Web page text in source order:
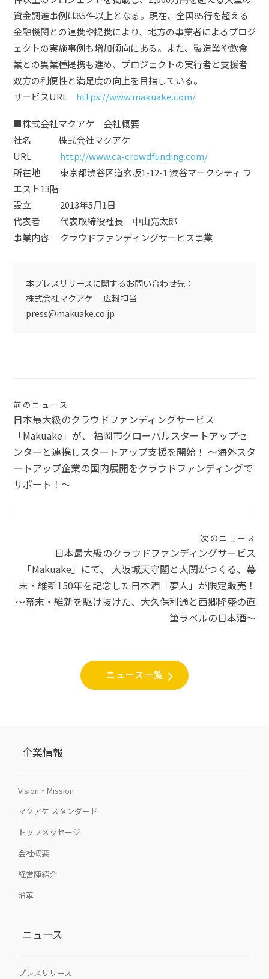
資金調達事例は85件以上となる。現在、全国85行を超える
金融機関との連携や提携により、地方の事業者によるプロジ
ェクトの実施事例も増加傾向にある。また、製造業や飲食
業との異業種提携も進め、プロジェクトの実行者と支援者
双方の利便性と満足度の向上を目指している。
サービスURL https://www.makuake.com/
■株式会社マクアケ 会社概要
社名 株式会社マクアケ
URL http://www.ca-crowdfunding.com/
所在地 東京都渋谷区道玄坂1-12-1 渋谷マークシティ ウ
エスト13階
設立 2013年5月1日
代表者 代表取締役社長 中山亮太郎
事業内容 クラウドファンディングサービス事業
本プレスリリースに関するお問い合わせ先：
株式会社マクアケ 広報担当
press@makuake.co.jp
投
稿
ナ
ビ
ゲ
ョ
ン
前のニュース
日本最大級のクラウドファンディングサービス
「Makuake」が、 福岡市グローバルスタートアップセ
ンターと連携しスタートアップ支援を開始！ 〜海外スタ
ートアップ企業の国内展開をクラウドファンディングで
サポート！〜
次のニュース
日本最大級のクラウドファンディングサービス
「Makuake」にて、 大阪城天守閣と大関がつくる、幕
末・維新150年を記念した日本酒「夢人」が限定販売！
〜幕末・維新を駆け抜けた、大久保利通と西郷隆盛の直
筆ラベルの日本酒〜
ニュース一覧
企業情報
Vision・Mission
マクアケ スタンダード
トップメッセージ
会社概要
経営陣紹介
沿革
ニュース
プレスリリース